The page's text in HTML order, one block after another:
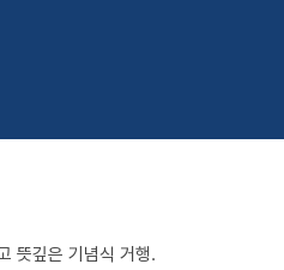
뜻깊은 기념식 거행.